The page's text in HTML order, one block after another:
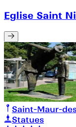
Eglise Saint
Saint-Maur-
Statues